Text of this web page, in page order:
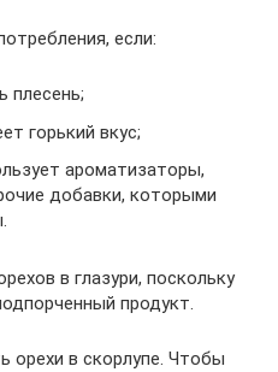
если:
плесень;
горький вкус;
ароматизаторы,
добавки, которыми
в глазури, поскольку
продукт.
орехи в скорлупе. Чтобы